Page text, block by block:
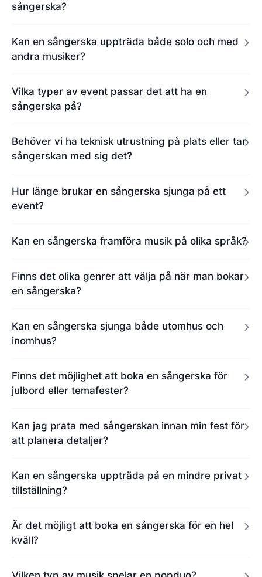
sångerska?
Kan en sångerska uppträda både solo och med
andra musiker?
Vilka typer av event passar det att ha en
sångerska på?
Behöver vi ha teknisk utrustning på plats eller tar
sångerskan med sig det?
Hur länge brukar en sångerska sjunga på ett
event?
Kan en sångerska framföra musik på olika språk?
Finns det olika genrer att välja på när man bokar
en sångerska?
Kan en sångerska sjunga både utomhus och
inomhus?
Finns det möjlighet att boka en sångerska för
julbord eller temafester?
Kan jag prata med sångerskan innan min fest för
att planera detaljer?
Kan en sångerska uppträda på en mindre privat
tillställning?
Är det möjligt att boka en sångerska för en hel
kväll?